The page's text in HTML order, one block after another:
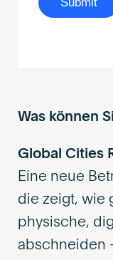
Was können
Global Cities
Eine neue
die zeigt, wie
physische,
abschneiden